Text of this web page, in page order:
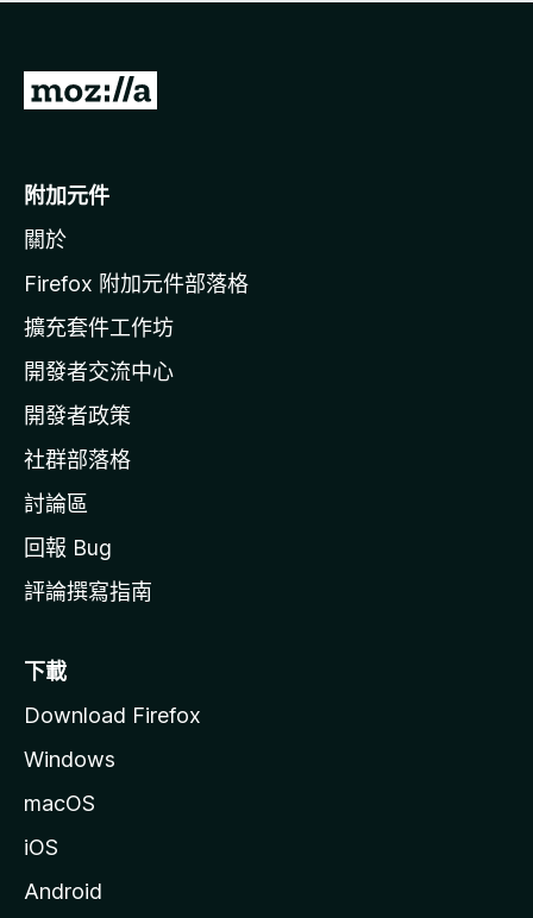
有
前
o
i
l
a
官
網
附加元件
關於
Firefox 附加元件部落格
擴充套件工作坊
開發者交流中心
開發者政策
社群部落格
討論區
回報 Bug
評論撰寫指南
下載
Download Firefox
Windows
macOS
iOS
Android